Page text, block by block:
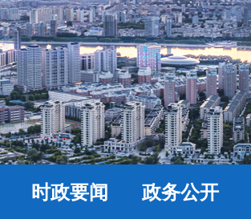
时政要闻 政务公开